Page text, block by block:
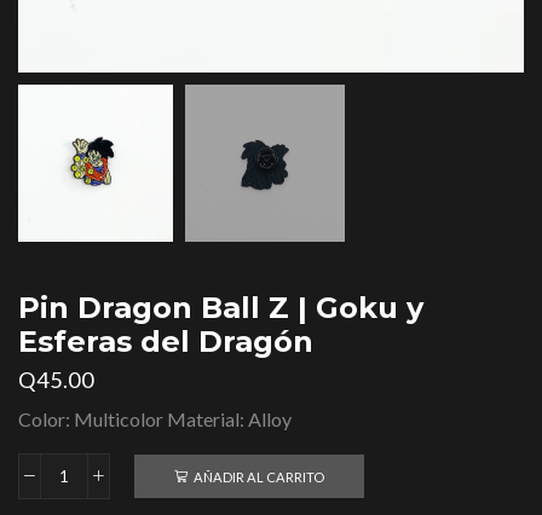
Pin Dragon Ball Z | Goku y
Esferas del Dragón
Q45.00
Color: Multicolor Material: Alloy
AÑADIR AL CARRITO